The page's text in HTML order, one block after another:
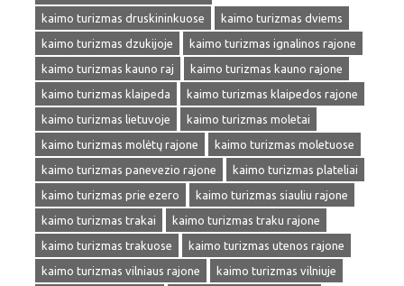
kaimo turizmas druskininkuose
kaimo turizmas dviems
kaimo turizmas dzukijoje
kaimo turizmas ignalinos rajone
kaimo turizmas kauno raj
kaimo turizmas kauno rajone
kaimo turizmas klaipeda
kaimo turizmas klaipedos rajone
kaimo turizmas lietuvoje
kaimo turizmas moletai
kaimo turizmas molėtų rajone
kaimo turizmas moletuose
kaimo turizmas panevezio rajone
kaimo turizmas plateliai
kaimo turizmas prie ezero
kaimo turizmas siauliu rajone
kaimo turizmas trakai
kaimo turizmas traku rajone
kaimo turizmas trakuose
kaimo turizmas utenos rajone
kaimo turizmas vilniaus rajone
kaimo turizmas vilniuje